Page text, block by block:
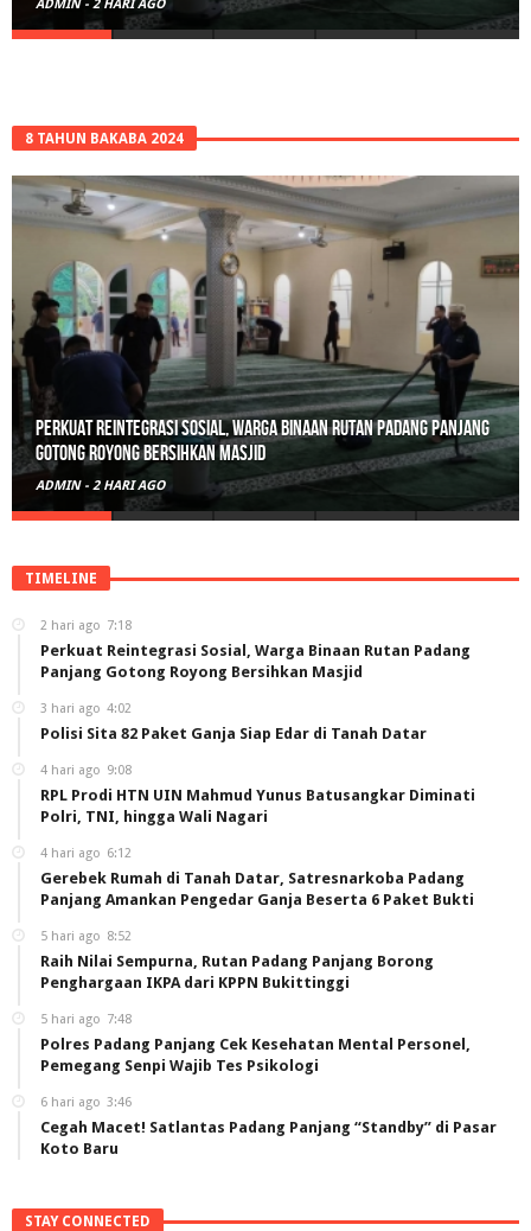
ADMIN - 3 HARI AGO
8 TAHUN BAKABA 2024
Polisi Sita 82 Paket Ganja Siap Edar di Tanah Datar
ADMIN - 3 HARI AGO
TIMELINE
2 hari ago 7:18
Perkuat Reintegrasi Sosial, Warga Binaan Rutan Padang
Panjang Gotong Royong Bersihkan Masjid
3 hari ago 4:02
Polisi Sita 82 Paket Ganja Siap Edar di Tanah Datar
4 hari ago 9:08
RPL Prodi HTN UIN Mahmud Yunus Batusangkar Diminati
Polri, TNI, hingga Wali Nagari
4 hari ago 6:12
Gerebek Rumah di Tanah Datar, Satresnarkoba Padang
Panjang Amankan Pengedar Ganja Beserta 6 Paket Bukti
5 hari ago 8:52
Raih Nilai Sempurna, Rutan Padang Panjang Borong
Penghargaan IKPA dari KPPN Bukittinggi
5 hari ago 7:48
Polres Padang Panjang Cek Kesehatan Mental Personel,
Pemegang Senpi Wajib Tes Psikologi
6 hari ago 3:46
Cegah Macet! Satlantas Padang Panjang “Standby” di Pasar
Koto Baru
STAY CONNECTED